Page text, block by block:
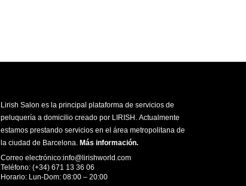
Lirish Salon es la principal plataforma de servicios de
peluquería a domicilio creado por LIRISH. Actualmente
estamos prestando servicios en el área metropolitana de
la ciudad de Barcelona. Más información.
Correo electrónico:info@lirishworld.com
Teléfono: (+34) 671 13 36 06
Horario: Lun-Dom: 08:00 – 20:00